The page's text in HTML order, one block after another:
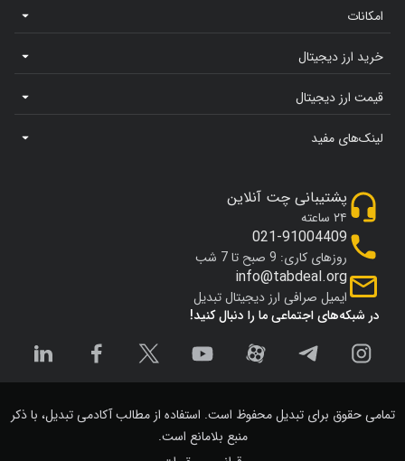
امکانات
خرید ارز دیجیتال
قیمت ارز دیجیتال
لینک‌های مفید
در شبکه‌های اجتماعی ما را دنبال کنید!
پشتیبانی چت آنلاین
۲۴ ساعته
021-91004409
روزهای کاری: 9 صبح تا 7 شب
info@tabdeal.org
ایمیل صرافی ارز دیجیتال تبدیل
تمامی حقوق برای تبدیل محفوظ است. استفاده از مطالب آکادمی تبدیل، با ذکر
منبع بلامانع است.